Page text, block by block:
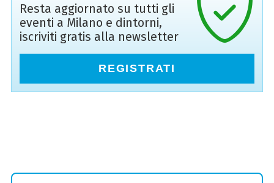
Resta aggiornato su tutti gli
eventi a Milano e dintorni,
iscriviti gratis alla newsletter
REGISTRATI